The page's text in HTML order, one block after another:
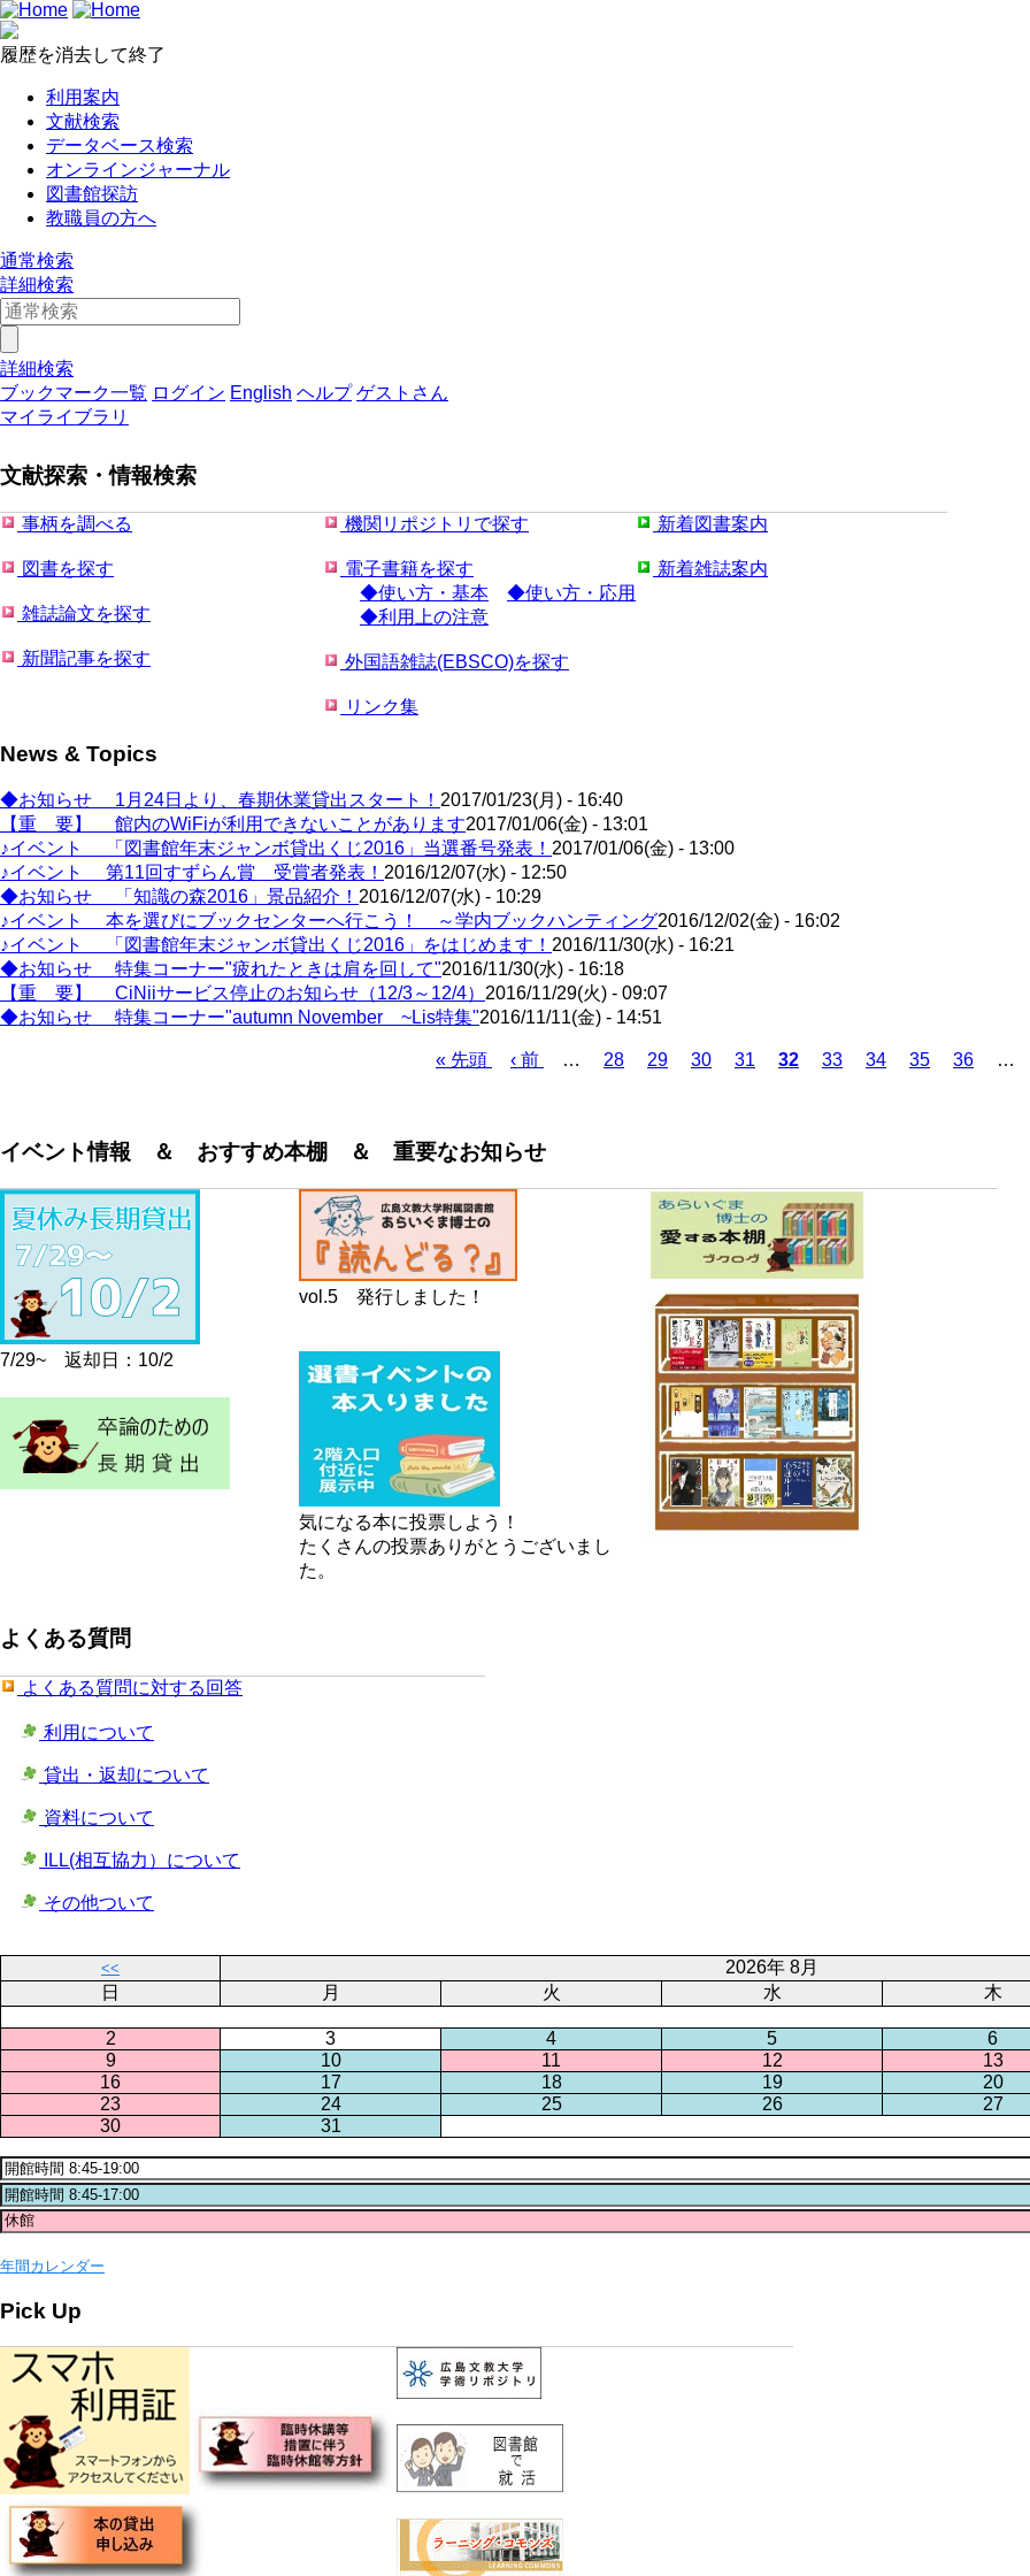
履歴を消去して終了
利用案内
文献検索
データベース検索
オンラインジャーナル
図書館探訪
教職員の方へ
通常検索
詳細検索
詳細検索
ブックマーク一覧 ログイン English ヘルプ ゲストさん
マイライブラリ
文献探索・情報検索
事柄を調べる
図書を探す
雑誌論文を探す
新聞記事を探す
機関リポジトリで探す
電子書籍を探す
◆使い方・基本
◆使い方・応用
◆利用上の注意
外国語雑誌(EBSCO)を探す
リンク集
新着図書案内
新着雑誌案内
News & Topics
◆お知らせ 1月24日より、春期休業貸出スタート！ 2017/01/23(月) - 16:40
【重 要】 館内のWiFiが利用できないことがあります2017/01/06(金) - 13:01
♪イベント 「図書館年末ジャンボ貸出くじ2016」当選番号発表！ 2017/01/06(金) - 13:00
♪イベント 第11回すずらん賞 受賞者発表！ 2016/12/07(水) - 12:50
◆お知らせ 「知識の森2016」景品紹介！ 2016/12/07(水) - 10:29
♪イベント 本を選びにブックセンターへ行こう！ ～学内ブックハンティング2016/12/02(金) - 16:02
♪イベント 「図書館年末ジャンボ貸出くじ2016」をはじめます！ 2016/11/30(水) - 16:21
◆お知らせ 特集コーナー"疲れたときは肩を回して"2016/11/30(水) - 16:18
【重 要】 CiNiiサービス停止のお知らせ（12/3～12/4） 2016/11/29(火) - 09:07
◆お知らせ 特集コーナー"autumn November ~Lis特集"2016/11/11(金) - 14:51
送
先
ジ
« 先頭
前
‹ 前 … Page
28 Page
29 Page
30 Page
31
カ
ジ
32 Page
33 Page
34 Page
35 Page
36 …
イベント情報 ＆ おすすめ本棚 ＆ 重要なお知らせ
7/29~ 返却日：10/2
vol.5 発行しました！
気になる本に投票しよう！
たくさんの投票ありがとうございまし
た。
よくある質問
よくある質問に対する回答
利用について
貸出・返却について
資料について
ILL(相互協力）について
その他ついて
<< 2026年 8月
日 月 火 水 木
2
3 4 5 6
9
10 11 12 13
16
17 18 19 20
23
24 25 26 27
30
31
年間カレンダー
Pick Up